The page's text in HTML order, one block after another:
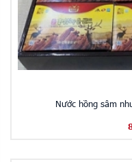
Nước hồng sâm